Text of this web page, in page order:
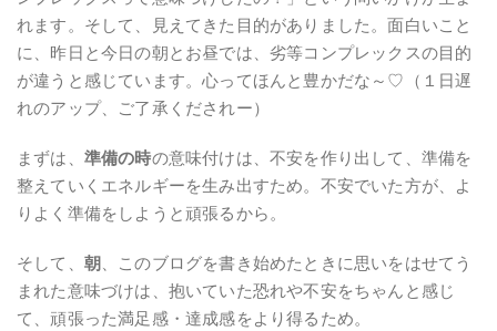
れます。そして、見えてきた目的がありました。面白いこと
に、昨日と今日の朝とお昼では、劣等コンプレックスの目的
が違うと感じています。心ってほんと豊かだな～♡（１日遅
れのアップ、ご了承くだされー）
まずは、 準備の時の意味付けは、不安を作り出して、準備を
整えていくエネルギーを生み出すため。不安でいた方が、よ
りよく準備をしようと頑張るから。
そして、 朝、このブログを書き始めたときに思いをはせてう
まれた意味づけは、抱いていた恐れや不安をちゃんと感じ
て、頑張った満足感・達成感をより得るため。